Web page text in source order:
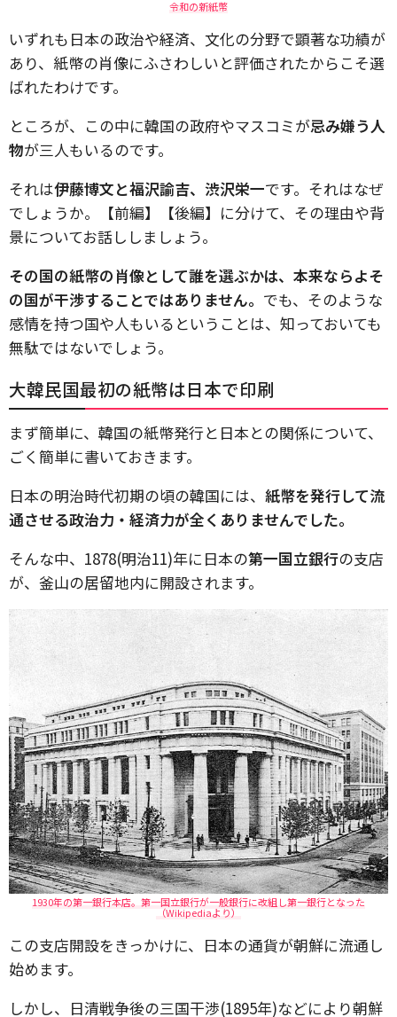
令和の新紙幣
いずれも日本の政治や経済、文化の分野で顕著な功績が
あり、紙幣の肖像にふさわしいと評価されたからこそ選
ばれたわけです。
ところが、この中に韓国の政府やマスコミが忌み嫌う人
物が三人もいるのです。
それは伊藤博文と福沢諭吉、渋沢栄一です。それはなぜ
でしょうか。【前編】【後編】に分けて、その理由や背
景についてお話ししましょう。
その国の紙幣の肖像として誰を選ぶかは、本来ならよそ
の国が干渉することではありません。 でも、そのような
感情を持つ国や人もいるということは、知っておいても
無駄ではないでしょう。
大韓民国最初の紙幣は日本で印刷
まず簡単に、韓国の紙幣発行と日本との関係について、
ごく簡単に書いておきます。
日本の明治時代初期の頃の韓国には、 紙幣を発行して流
通させる政治力・経済力が全くありませんでした。
そんな中、1878(明治11)年に日本の第一国立銀行の支店
が、釜山の居留地内に開設されます。
1930年の第一銀行本店。第一国立銀行が一般銀行に改組し第一銀行となった
（Wikipediaより）
この支店開設をきっかけに、日本の通貨が朝鮮に流通し
始めます。
しかし、日清戦争後の三国干渉(1895年)などにより朝鮮